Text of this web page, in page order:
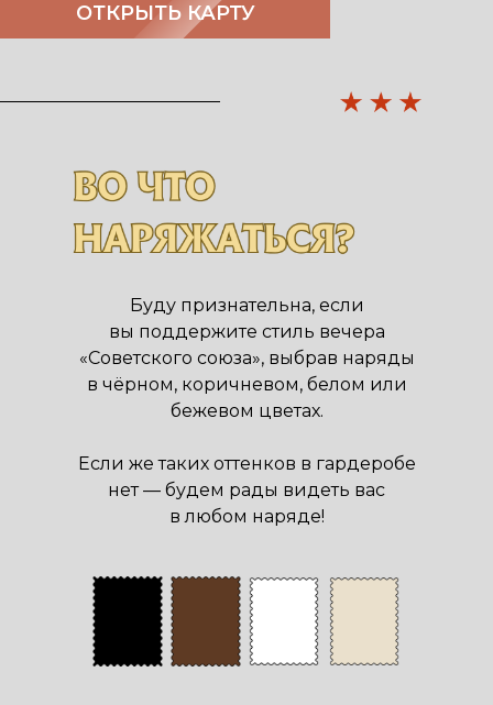
Буду признательна, если
вы поддержите стиль вечера
«Советского союза», выбрав наряды
в чёрном, коричневом, белом или
бежевом цветах.
Если же таких оттенков в гардеробе
нет — будем рады видеть вас
в любом наряде!
ОТКРЫТЬ КАРТУ